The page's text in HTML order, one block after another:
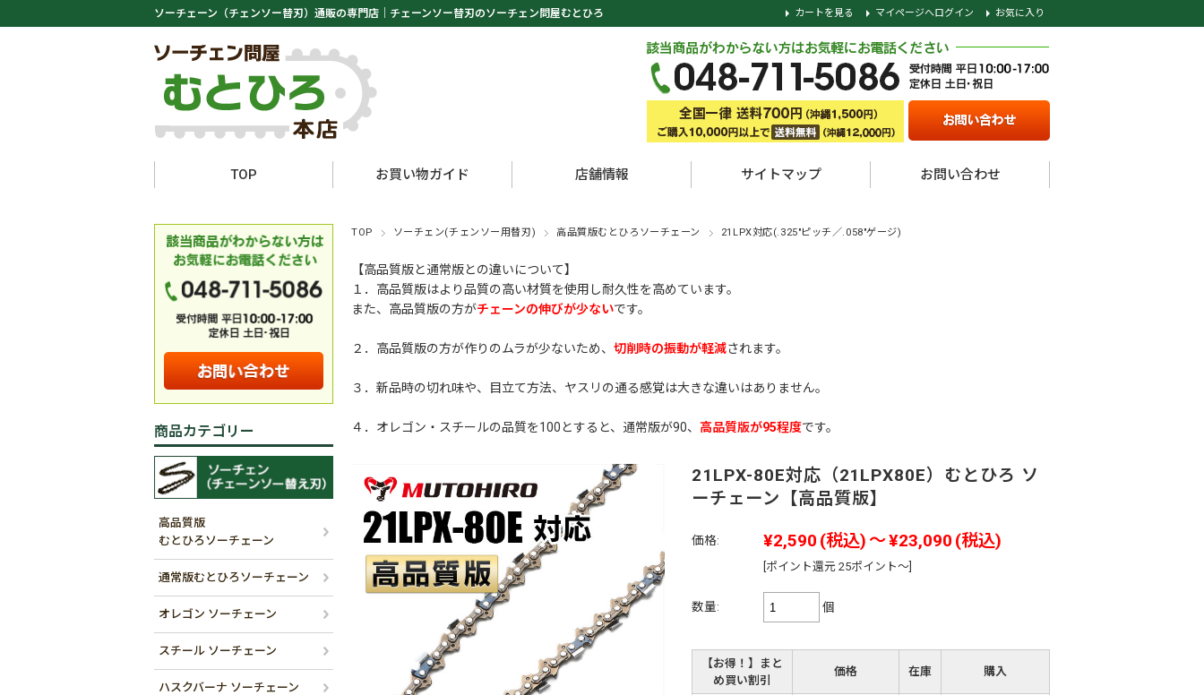
ソーチェーン（チェンソー替刃）通販の専門店｜ チェーンソー替刃のソーチェン問屋むとひろ カートを見る マイページへログイン お気に入り
TOP お買い物ガイド 店舗情報 サイトマップ お問い合わせ
TOP ソーチェン(チェンソー用替刃) 高品質版むとひろソーチェーン 21LPX対応(.325"ピッチ／.058"ゲージ)
【高品質版と通常版との違いについて】
１．高品質版はより品質の高い材質を使用し耐久性を高めています。
また、高品質版の方がチェーンの伸びが少ないです。
２．高品質版の方が作りのムラが少ないため、 切削時の振動が軽減されます。
３．新品時の切れ味や、目立て方法、ヤスリの通る感覚は大きな違いはありません。
４．オレゴン・スチールの品質を100とすると、通常版が90、 高品質版が95程度です。
21LPX-80E対応（21LPX80E）むとひろ ソ
ーチェーン【高品質版】
価格: ¥2,590 (税込) ～¥23,090 (税込)
[ポイント還元 25ポイント～]
数量: 個
【お得！】まと
め買い割引
価格 在庫 購入
商品カテゴリー
高品質版
むとひろソーチェーン
通常版むとひろソーチェーン
オレゴン ソーチェーン
スチール ソーチェーン
ハスクバーナ ソーチェーン